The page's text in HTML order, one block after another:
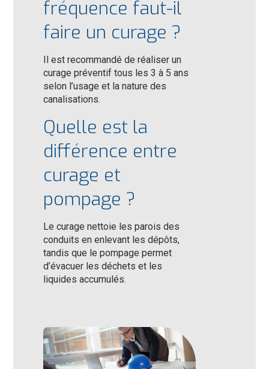
fréquence faut-il
faire un curage ?
Il est recommandé de réaliser un
curage préventif tous les 3 à 5 ans
selon l’usage et la nature des
canalisations.
Quelle est la
différence entre
curage et
pompage ?
Le curage nettoie les parois des
conduits en enlevant les dépôts,
tandis que le pompage permet
d’évacuer les déchets et les
liquides accumulés.